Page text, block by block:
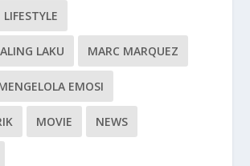
LIFESTYLE
LAKU MARC MARQUEZ
EMOSI
MOVIE NEWS